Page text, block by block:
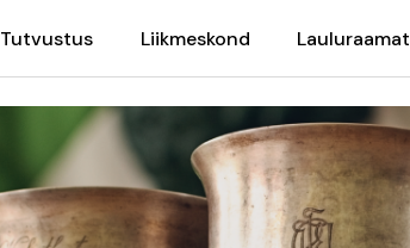
Tutvustus Liikmeskond Lauluraamat